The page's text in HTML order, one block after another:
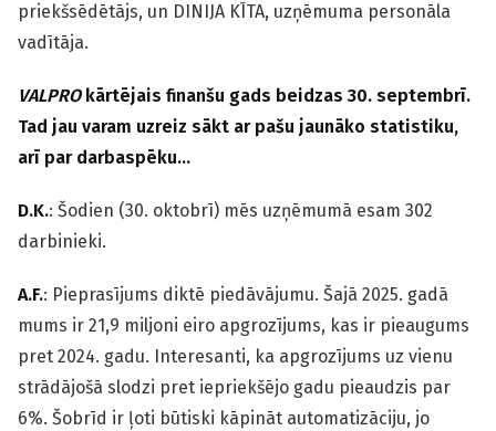
priekšsēdētājs, un DINIJA KĪTA, uzņēmuma personāla
vadītāja.
VALPROkārtējais finanšu gads beidzas 30. septembrī.
Tad jau varam uzreiz sākt ar pašu jaunāko statistiku,
arī par darbaspēku…
D.K.: Šodien (30. oktobrī) mēs uzņēmumā esam 302
darbinieki.
A.F.: Pieprasījums diktē piedāvājumu. Šajā 2025. gadā
mums ir 21,9 miljoni eiro apgrozījums, kas ir pieaugums
pret 2024. gadu. Interesanti, ka apgrozījums uz vienu
strādājošā slodzi pret iepriekšējo gadu pieaudzis par
6%. Šobrīd ir ļoti būtiski kāpināt automatizāciju, jo